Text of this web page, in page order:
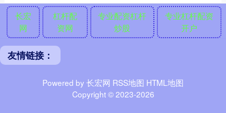
长宏
网
杠杆配
资网
专业配资杠杆
炒股
专业杠杆配资
开户
友情链接：
Powered by 长宏网 RSS地图 HTML地图
Copyright© 2023-2026